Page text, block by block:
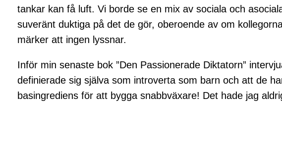
tankar kan få luft. Vi borde se en mix av sociala och
suveränt duktiga på det de gör, oberoende av om
märker att ingen lyssnar.
Inför min senaste bok ”Den Passionerade Diktatorn”
definierade sig själva som introverta som barn och att de
basingrediens för att bygga snabbväxare! Det hade jag